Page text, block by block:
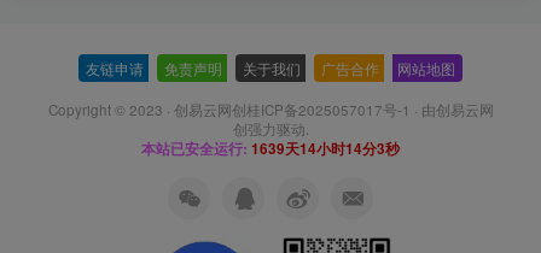
友链申请 免责声明 关于我们 广告合作 网站地图
Copyright © 2023 · 创易云网创桂ICP备2025057017号-1 · 由创易云网
创强力驱动.
本站已安全运行: 1639天14小时14分4秒